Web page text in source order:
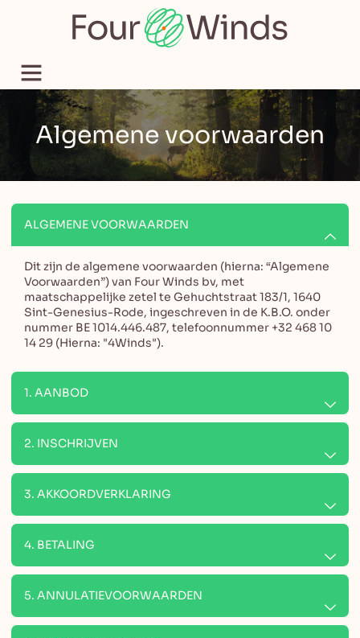
Algemene voorwaarden
ALGEMENE VOORWAARDEN
Dit zijn de algemene voorwaarden (hierna: “Algemene
Voorwaarden”) van Four Winds bv, met
maatschappelijke zetel te Gehuchtstraat 183/1, 1640
Sint-Genesius-Rode, ingeschreven in de K.B.O. onder
nummer BE 1014.446.487, telefoonnummer +32 468 10
14 29 (Hierna: "4Winds").
1. AANBOD
2. INSCHRIJVEN
3. AKKOORDVERKLARING
4. BETALING
5. ANNULATIEVOORWAARDEN